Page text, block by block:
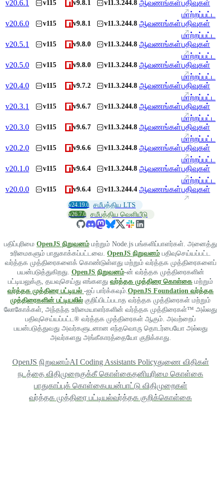
v20.6.1 v115 v9.8.1 v11.3.244.8 ஆவணங்கள்பதிவுகள்
v20.6.0 v115 v9.8.1 v11.3.244.8 ஆவணங்கள்
மாற்றப்பட்ட
பதிவுகள்
v20.5.1 v115 v9.8.0 v11.3.244.8 ஆவணங்கள்
மாற்றப்பட்ட
பதிவுகள்
v20.5.0 v115 v9.8.0 v11.3.244.8 ஆவணங்கள்
மாற்றப்பட்ட
பதிவுகள்
v20.4.0 v115 v9.7.2 v11.3.244.8 ஆவணங்கள்
மாற்றப்பட்ட
பதிவுகள்
v20.3.1 v115 v9.6.7 v11.3.244.8 ஆவணங்கள்
மாற்றப்பட்ட
பதிவுகள்
v20.3.0 v115 v9.6.7 v11.3.244.8 ஆவணங்கள்
மாற்றப்பட்ட
பதிவுகள்
v20.2.0 v115 v9.6.6 v11.3.244.8 ஆவணங்கள்
மாற்றப்பட்ட
பதிவுகள்
v20.1.0 v115 v9.6.4 v11.3.244.8 ஆவணங்கள்
மாற்றப்பட்ட
பதிவுகள்
v20.0.0 v115 v9.6.4 v11.3.244.4 ஆவணங்கள்
மாற்றப்பட்ட
பதிவுகள்
v24.19.0 சமீபத்திய LTS
v26.7.0 சமீபத்திய வெளியீடு
பதிப்புரிமை OpenJS நிறுவனம் மற்றும் Node.js பங்களிப்பாளர்கள். அனைத்து
உரிமைகளும் பாதுகாக்கப்பட்டவை. OpenJS நிறுவனம் பதிவுசெய்யப்பட்ட
வர்த்தக முத்திரைகளைக் கொண்டுள்ளது மற்றும் வர்த்தக முத்திரைகளைப்
பயன்படுத்துகிறது. OpenJS நிறுவனம்-ன் வர்த்தக முத்திரைகளின்
பட்டியலுக்கு, தயவுசெய்து எங்களது வர்த்தக முத்திரை கொள்கை மற்றும்
வர்த்தக முத்திரை பட்டியல் -ஐப் பார்க்கவும். OpenJS Foundation வர்த்தக
முத்திரைகளின் பட்டியலில் குறிப்பிடப்படாத வர்த்தக முத்திரைகள் மற்றும்
லோகோக்கள், அந்தந்த உரிமையாளர்களின் வர்த்தக முத்திரைகள்™ அல்லது
பதிவுசெய்யப்பட்ட® வர்த்தக முத்திரைகள் ஆகும். அவற்றைப்
பயன்படுத்துவது அவர்களுடனான எந்தவொரு தொடர்பையோ அல்லது
அவர்களது அங்கீகாரத்தையோ குறிக்காது.
OpenJS நிறுவனம்AI Coding Assistants Policyதுணை விதிகள்
நடத்தை விதிமுறைகுக்கீ கொள்கைதனியுரிமை கொள்கை
பாதுகாப்புக் கொள்கைபயன்பாட்டு விதிமுறைகள்
வர்த்தக முத்திரை பட்டியல்வர்த்தக குறிக்கொள்கை